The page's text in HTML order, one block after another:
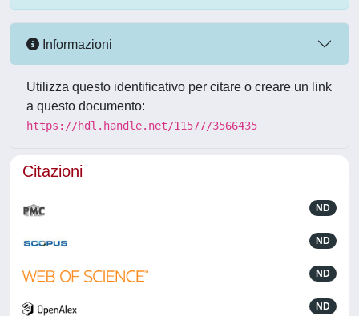
Informazioni
Utilizza questo identificativo per citare o creare un link
a questo documento:
https://hdl.handle.net/11577/3566435
Citazioni
ND
ND
ND
ND